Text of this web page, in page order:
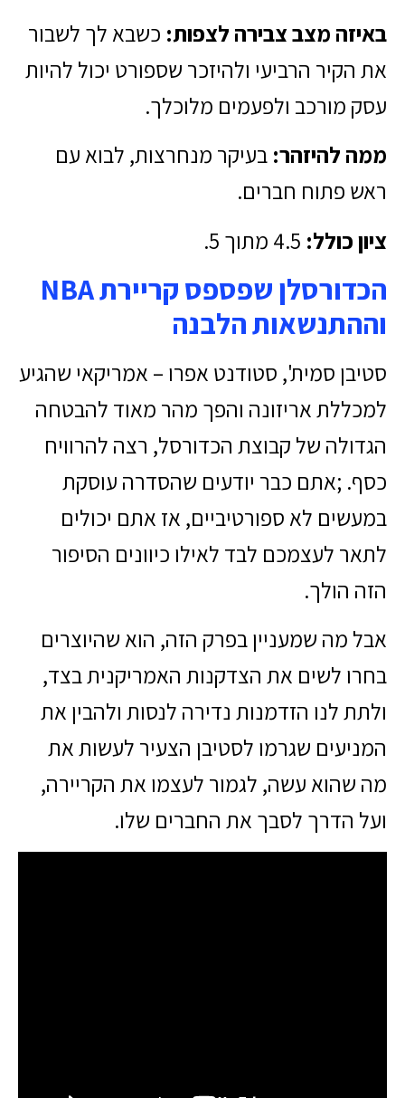
באיזה מצב צבירה לצפות: כשבא לך לשבור
את הקיר הרביעי ולהיזכר שספורט יכול להיות
עסק מורכב ולפעמים מלוכלך.
ממה להיזהר: בעיקר מנחרצות, לבוא עם
ראש פתוח חברים.
ציון כולל:
הכדורסלן שפספס קריירת NBA
וההתנשאות הלבנה
סטיבן סמית', סטודנט אפרו – אמריקאי שהגיע
למכללת אריזונה והפך מהר מאוד להבטחה
הגדולה של קבוצת הכדורסל, רצה להרוויח
כסף. ;אתם כבר יודעים שהסדרה עוסקת
במעשים לא ספורטיביים, אז אתם יכולים
לתאר לעצמכם לבד לאילו כיוונים הסיפור
הזה הולך.
אבל מה שמעניין בפרק הזה, הוא שהיוצרים
בחרו לשים את הצדקנות האמריקנית בצד,
ולתת לנו הזדמנות נדירה לנסות ולהבין את
המניעים שגרמו לסטיבן הצעיר לעשות את
מה שהוא עשה, לגמור לעצמו את הקריירה,
ועל הדרך לסבך את החברים שלו.